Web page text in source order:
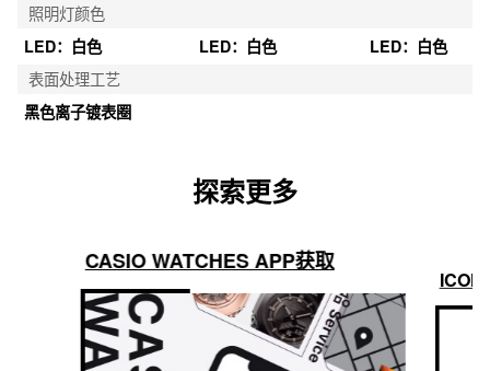
照明灯颜色
LED：白色
LED：白色
LED：白色
表面处理工艺
黑色离子镀表圈
探索更多
CASIO WATCHES APP获取